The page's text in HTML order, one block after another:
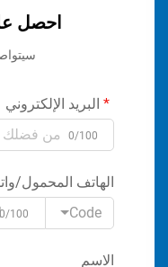
احصل
البريد الإلكتروني
0/100
الهاتف المحمول/
Code
0/100
الاسم